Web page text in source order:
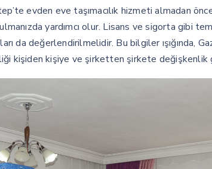
evden eve taşımacılık hizmeti almadan
yardımcı olur. Lisans ve sigorta gibi
da değerlendirilmelidir. Bu bilgiler ışığında,
kişiden kişiye ve şirketten şirkete değişkenlik